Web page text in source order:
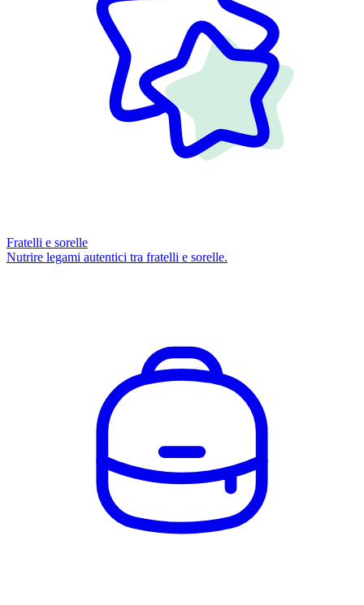
Fratelli e sorelle
Nutrire legami autentici tra fratelli e sorelle.